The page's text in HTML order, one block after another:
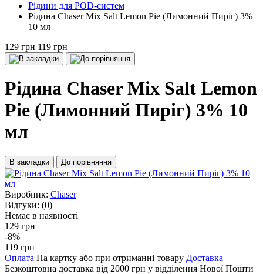
Рідини для POD-систем
Рідина Chaser Mix Salt Lemon Pie (Лимонний Пиріг) 3%
10 мл
129 грн 119 грн
Рідина Chaser Mix Salt Lemon
Pie (Лимонний Пиріг) 3% 10
мл
В закладки До порівняння
Виробник: Chaser
Відгуки: (0)
Немає в наявності
129 грн
-8%
119 грн
Оплата На картку або при отриманні товару Доставка
Безкоштовна доставка від 2000 грн у відділення Нової Пошти